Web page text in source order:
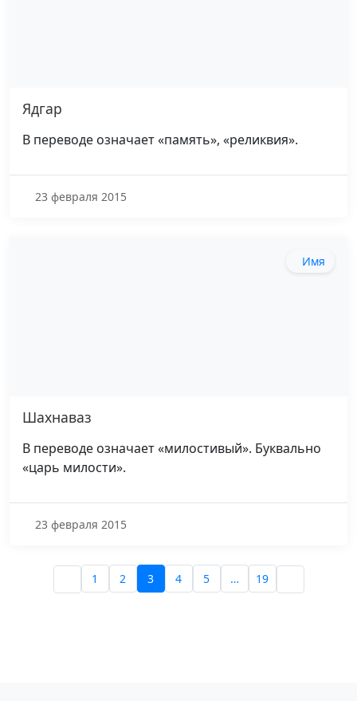
Ядгар
В переводе означает «память», «реликвия».
23 февраля 2015
Имя
Шахнаваз
В переводе означает «милостивый». Буквально
«царь милости».
23 февраля 2015
1 2 3 4 5 … 19